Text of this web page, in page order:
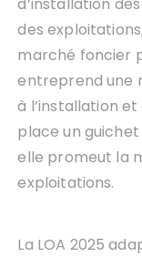
d’installation
des
marché foncier
entreprend une
à l’installation
place un
elle promeut la
exploitations.
La LOA 2025